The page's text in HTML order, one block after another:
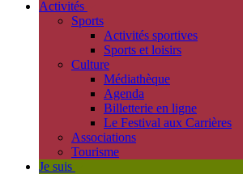
Activités
Sports
Activités sportives
Sports et loisirs
Culture
Médiathèque
Agenda
Billetterie en ligne
Le Festival aux Carrières
Associations
Tourisme
Je suis